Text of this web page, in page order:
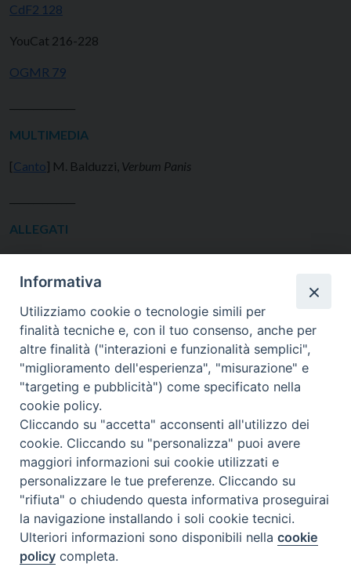
CdF2 128
YouCat 216-228
OGMR 79
MULTIMEDIA
[Canto] M. Balduzzi, Verbum Panis
ALLEGATI
Piazza Mario Dottori, 14
02047 Poggio Mirteto (Rieti)
Informativa
Utilizziamo cookie o tecnologie simili per
finalità tecniche e, con il tuo consenso, anche per
altre finalità ("interazioni e funzionalità semplici",
"miglioramento dell'esperienza", "misurazione" e
"targeting e pubblicità") come specificato nella
cookie policy.
Cliccando su "accetta" acconsenti all'utilizzo dei
cookie. Cliccando su "personalizza" puoi avere
maggiori informazioni sui cookie utilizzati e
personalizzare le tue preferenze. Cliccando su
"rifiuta" o chiudendo questa informativa proseguirai
la navigazione installando i soli cookie tecnici.
Ulteriori informazioni sono disponibili nellacookie
policy completa.